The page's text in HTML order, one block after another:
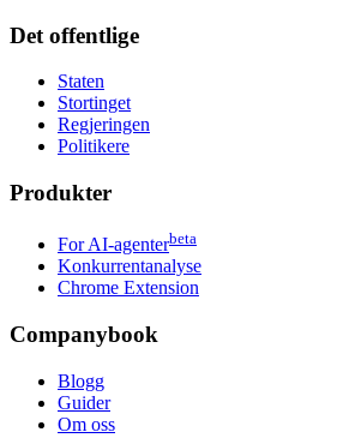
Det offentlige
Staten
Stortinget
Regjeringen
Politikere
Produkter
For AI-agenterbeta
Konkurrentanalyse
Chrome Extension
Companybook
Blogg
Guider
Om oss